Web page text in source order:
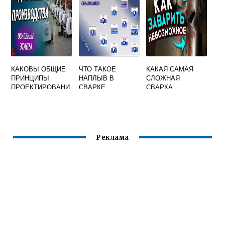
КАКОВЫ ОБЩИЕ
ПРИНЦИПЫ
ПРОЕКТИРОВАНИ
ЧТО ТАКОЕ
НАПЛЫВ В
СВАРКЕ
КАКАЯ САМАЯ
СЛОЖНАЯ
СВАРКА
Реклама